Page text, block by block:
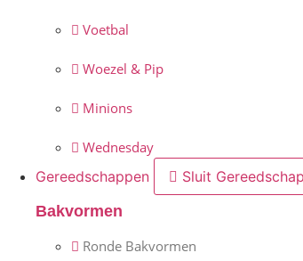
Voetbal
Woezel & Pip
Minions
Wednesday
Gereedschappen
Sluit
Bakvormen
Ronde Bakvormen